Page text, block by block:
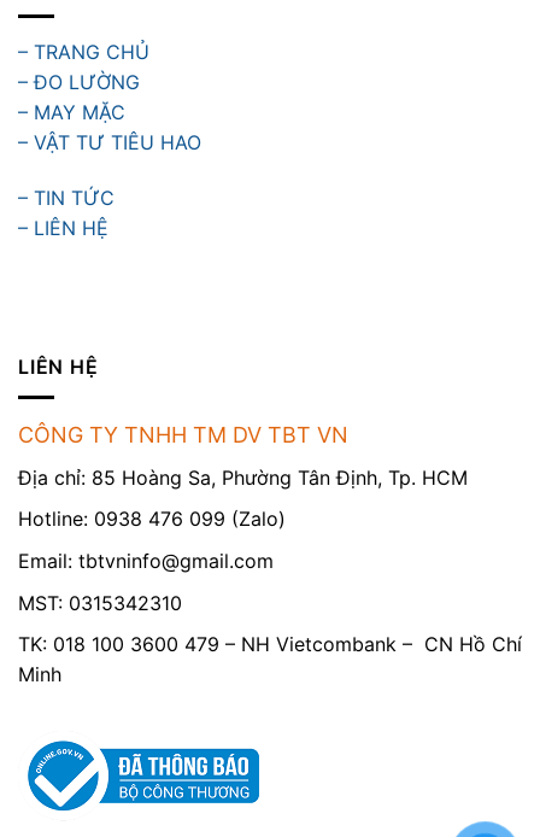
– TRANG CHỦ
– ĐO LƯỜNG
– MAY MẶC
– VẬT TƯ TIÊU HAO
– TIN TỨC
– LIÊN HỆ
LIÊN HỆ
CÔNG TY TNHH TM DV TBT VN
Địa chỉ: 85 Hoàng Sa, Phường Tân Định, Tp. HCM
Hotline: 0938 476 099 (Zalo)
Email: tbtvninfo@gmail.com
MST: 0315342310
TK: 018 100 3600 479 – NH Vietcombank – CN Hồ Chí
Minh